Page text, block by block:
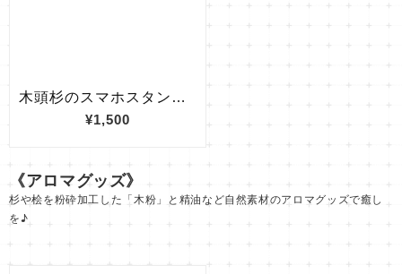
《アロマグッズ》
杉や桧を粉砕加工した「木粉」と精油など自然素材のアロマグッズで癒し
を♪